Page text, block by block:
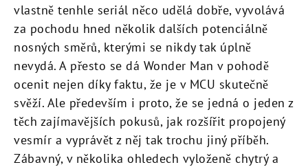
vlastně tenhle seriál něco udělá dobře, vyvolává
za pochodu hned několik dalších potenciálně
nosných směrů, kterými se nikdy tak úplně
nevydá. A přesto se dá Wonder Man v pohodě
ocenit nejen díky faktu, že je v MCU skutečně
svěží. Ale především i proto, že se jedná o jeden z
těch zajímavějších pokusů, jak rozšířit propojený
vesmír a vyprávět z něj tak trochu jiný příběh.
Zábavný, v několika ohledech vyloženě chytrý a